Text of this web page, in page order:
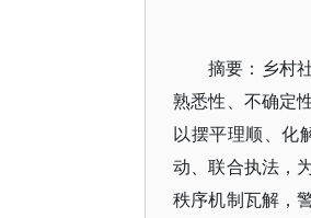
摘要：乡村
熟悉性、不确定
以摆平理顺、化
动、联合执法，
秩序机制瓦解，